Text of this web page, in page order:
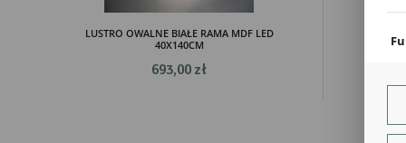
LUSTRO OWALNE BIAŁE RAMA MDF LED
40X140CM
693,00 zł